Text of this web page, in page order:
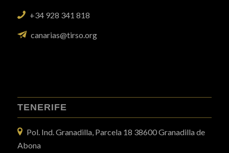
+34 928 341 818
canarias@tirso.org
TENERIFE
Pol. Ind. Granadilla, Parcela 18 38600 Granadilla de
Abona